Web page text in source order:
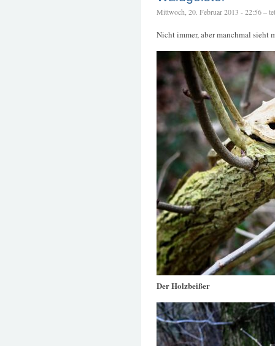
Mittwoch, 20. Februar 2013 - 22:56 –
Nicht immer, aber manchmal sieht
Der Holzbeißer